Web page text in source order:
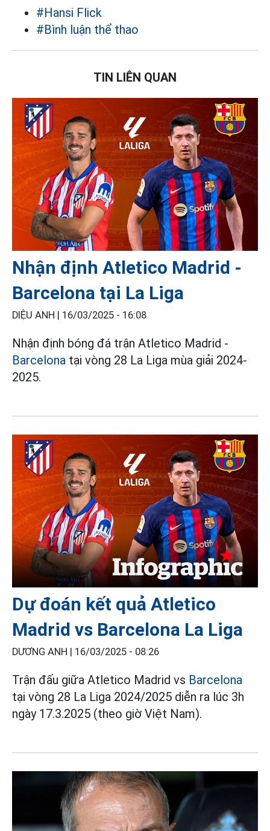
#Hansi Flick
#Bình luận thể thao
TIN LIÊN QUAN
Nhận định Atletico Madrid -
Barcelona tại La Liga
DIỆU ANH | 16/03/2025 - 16:08
Nhận định bóng đá trận Atletico Madrid -
Barcelona tại vòng 28 La Liga mùa giải 2024-
2025.
Dự đoán kết quả Atletico
Madrid vs Barcelona La Liga
DƯƠNG ANH | 16/03/2025 - 08:26
Trận đấu giữa Atletico Madrid vs Barcelona
tại vòng 28 La Liga 2024/2025 diễn ra lúc 3h
ngày 17.3.2025 (theo giờ Việt Nam).